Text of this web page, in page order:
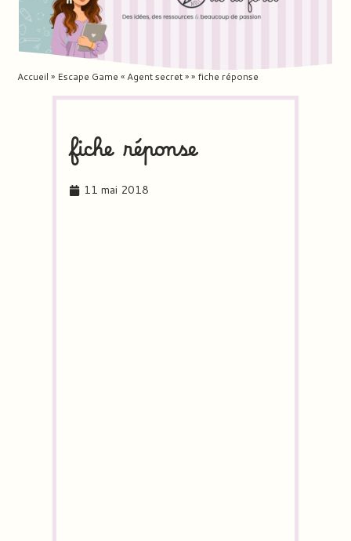
Accueil » Escape Game « Agent secret »» fiche réponse
fiche réponse
11 mai 2018